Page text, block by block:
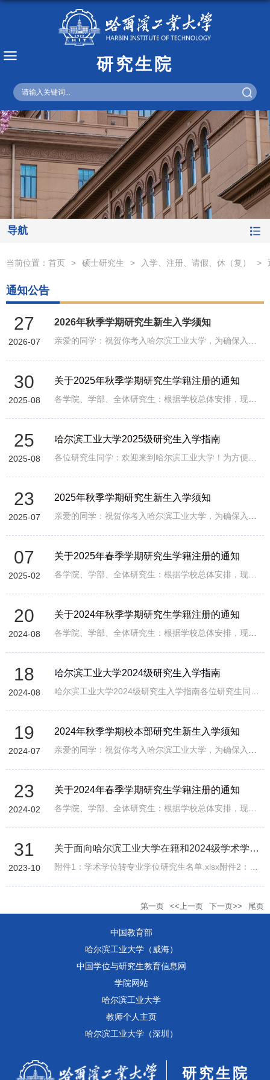
研究生院
导航
当前位置： 首页 > 硕士研究生 > 入学、注册、请假、休（复） >
通知公告
27
2026-07
2026年秋季学期研究生新生入学须知
30
2025-08
关于2025年秋季学期研究生学籍注册的通知
25
2025-08
哈尔滨工业大学2025级研究生入学指南
23
2025-07
2025年秋季学期研究生新生入学须知
07
2025-02
关于2025年春季学期研究生学籍注册的通知
20
2024-08
关于2024年秋季学期研究生学籍注册的通知
18
2024-08
哈尔滨工业大学2024级研究生入学指南
19
2024-07
2024年秋季学期校本部研究生新生入学须知
23
2024-02
关于2024年春季学期研究生学籍注册的通知
31
2023-10
关于面向哈尔滨工业大学在籍和2024级学术学位研究生更改学位类别的通知
第一页 <<上一页 下一页>> 尾页
中国教育部
哈尔滨工业大学（威海）
中国学位与研究生教育信息网
学院网站
哈尔滨工业大学
教师个人主页
哈尔滨工业大学（深圳）
研究生院